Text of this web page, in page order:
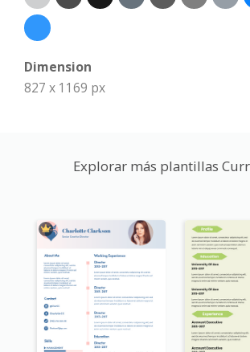
Dimension
827 x 1169 px
Explorar más plantillas